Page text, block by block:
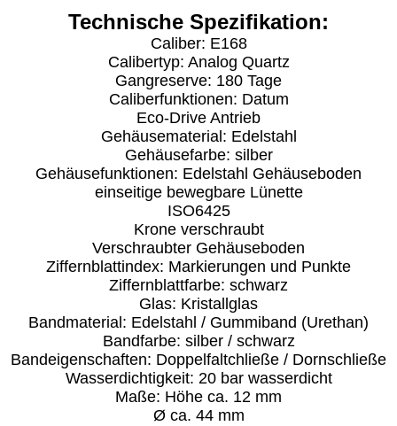
Technische Spezifikation:
Caliber: E168
Calibertyp: Analog Quartz
Gangreserve: 180 Tage
Caliberfunktionen: Datum
Eco-Drive Antrieb
Gehäusematerial: Edelstahl
Gehäusefarbe: silber
Gehäusefunktionen: Edelstahl Gehäuseboden
einseitige bewegbare Lünette
ISO6425
Krone verschraubt
Verschraubter Gehäuseboden
Ziffernblattindex: Markierungen und Punkte
Ziffernblattfarbe: schwarz
Glas: Kristallglas
Bandmaterial: Edelstahl / Gummiband (Urethan)
Bandfarbe: silber / schwarz
Bandeigenschaften: Doppelfaltchließe / Dornschließe
Wasserdichtigkeit: 20 bar wasserdicht
Maße: Höhe ca. 12 mm
Ø ca. 44 mm